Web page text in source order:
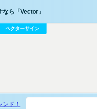
ら「Vector」
ベクターサイン
ンド！